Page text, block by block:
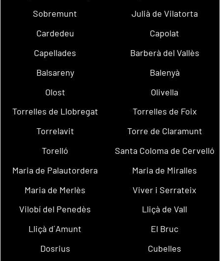
Sobremunt
Julià de Vilatorta
Cardedeu
Capolat
Capellades
Barberà del Vallès
Balsareny
Balenyà
Olost
Olivella
Torrelles de Llobregat
Torrelles de Foix
Torrelavit
Torre de Claramunt
Torelló
Santa Coloma de Cervelló
Maria de Palautordera
Maria de Miralles
Maria de Merlès
Viver i Serrateix
Vilobí del Penedès
Lliçà de Vall
Lliçà d´Amunt
El Bruc
Dosrius
Cubelles